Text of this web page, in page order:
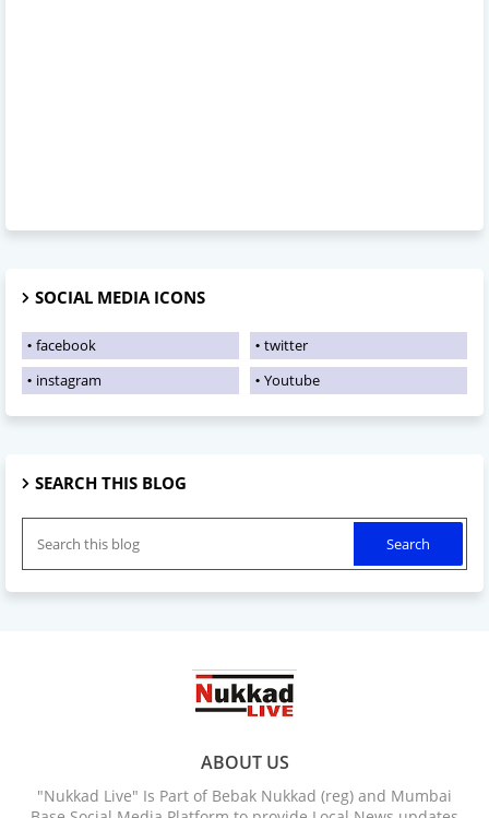
SOCIAL MEDIA ICONS
facebook
twitter
instagram
Youtube
SEARCH THIS BLOG
ABOUT US
"Nukkad Live" Is Part of Bebak Nukkad (reg) and Mumbai